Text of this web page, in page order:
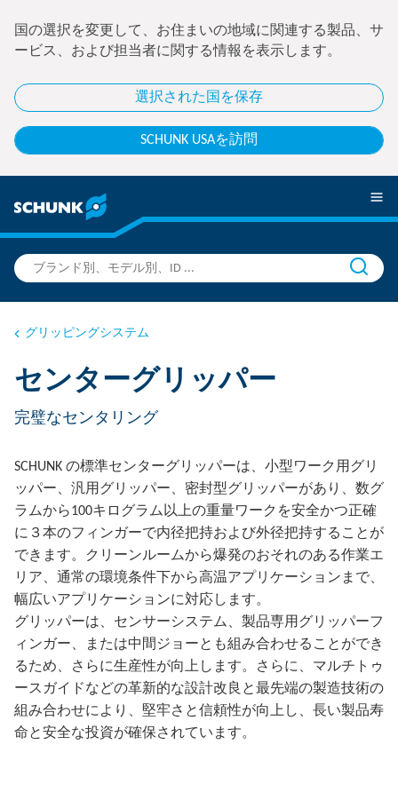
国の選択を変更して、お住まいの地域に関連する製品、サ
ービス、および担当者に関する情報を表示します。
選択された国を保存
SCHUNK USAを訪問
グリッピングシステム
センターグリッパー
完璧なセンタリング
SCHUNK の標準センターグリッパーは、小型ワーク用グリ
ッパー、汎用グリッパー、密封型グリッパーがあり、数グ
ラムから100キログラム以上の重量ワークを安全かつ正確
に３本のフィンガーで内径把持および外径把持することが
できます。クリーンルームから爆発のおそれのある作業エ
リア、通常の環境条件下から高温アプリケーションまで、
幅広いアプリケーションに対応します。
グリッパーは、センサーシステム、製品専用グリッパーフ
ィンガー、または中間ジョーとも組み合わせることができ
るため、さらに生産性が向上します。さらに、マルチトゥ
ースガイドなどの革新的な設計改良と最先端の製造技術の
組み合わせにより、堅牢さと信頼性が向上し、長い製品寿
命と安全な投資が確保されています。